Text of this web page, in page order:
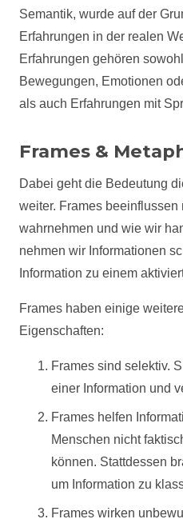
Semantik, wurde auf der
Erfahrungen in der realen
Erfahrungen gehören
Bewegungen, Emotionen
als auch Erfahrungen mit
Frames &
Dabei geht die Bedeutung
weiter. Frames
wahrnehmen und wie wir
nehmen wir Informationen
Information zu einem
Frames haben einige
Eigenschaften:
Frames sind selektiv.
einer Information und
Frames helfen
Menschen nicht
können. Stattdessen
um Information zu
Frames wirken